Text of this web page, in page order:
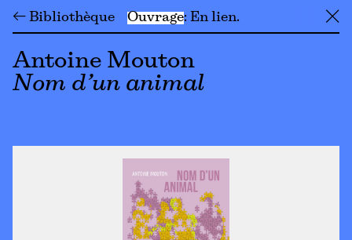
← Bibliothèque Ouvrage En lien ╳
Antoine Mouton
Nom d’un animal